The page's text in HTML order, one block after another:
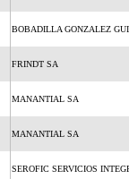
BOBADILLA GONZALEZ
FRINDT SA
MANANTIAL SA
MANANTIAL SA
SEROFIC SERVICIOS